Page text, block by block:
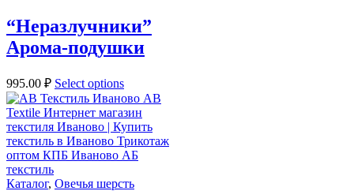
“Неразлучники”
Арома-подушки
995.00 ₽ Select options
Каталог, Овечья шерсть